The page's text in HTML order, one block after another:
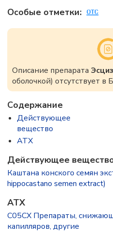
Особые отметки:
Описание препарата
оболочкой) отсутствует
Содержание
Действующее
вещество
ATX
Действующее
Каштана конского семян
hippocastano semen extract)
ATX
C05CX Препараты,
капилляров, другие